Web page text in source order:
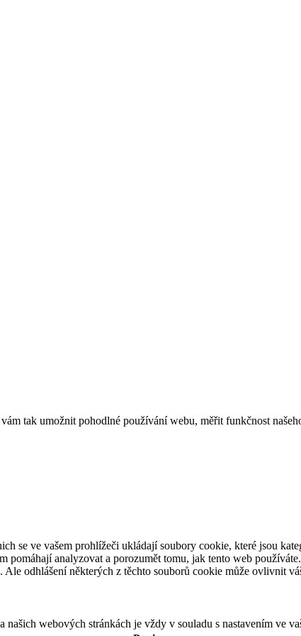
tak umožnit pohodlné používání webu, měřit funkčnost
se ve vašem prohlížeči ukládají soubory cookie, které jsou
analyzovat a porozumět tomu, jak tento web
odhlášení některých z těchto souborů cookie může ovlivnit
webových stránkách je vždy v souladu s nastavením ve